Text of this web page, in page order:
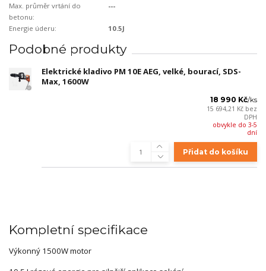
Max. průměr vrtání do
betonu:
---
Energie úderu: 10.5J
Podobné produkty
Elektrické kladivo PM 10E AEG, velké, bourací, SDS-
Max, 1600W
18 990 Kč/ks
15 694,21 Kč bez
DPH
obvykle do 3-5
dní
Přidat do košíku
Kompletní specifikace
Výkonný 1500W motor